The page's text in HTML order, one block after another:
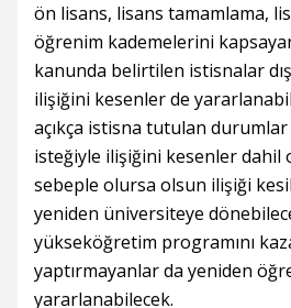
ön lisans, lisans tamamlama,
öğrenim kademelerini
kanunda belirtilen istisnalar
ilişiğini kesenler de
açıkça istisna tutulan durumlar
isteğiyle ilişiğini kesenler dahil
sebeple olursa olsun ilişiği
yeniden üniversiteye
yükseköğretim programını
yaptırmayanlar da yeniden
yararlanabilecek.